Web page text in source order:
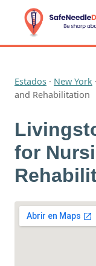
Estados · New York ·
and Rehabilitation
for